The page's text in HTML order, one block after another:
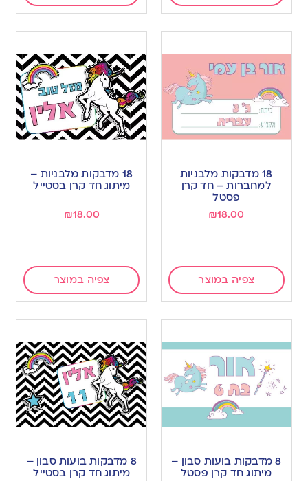
18 מדבקות מלבניות
למחברות – חד קרן
פסטל
₪18.00
צפיה במוצר
18 מדבקות מלבניות –
מיתוג חד קרן בסטייל
₪18.00
צפיה במוצר
8 מדבקות בועות סבון –
מיתוג חד קרן פסטל
8 מדבקות בועות סבון –
מיתוג חד קרן בסטייל